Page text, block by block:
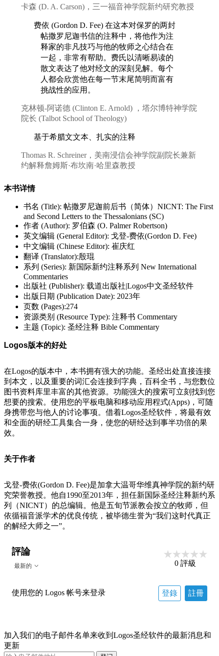
卡森 (D. A. Carson)，三一福音神学院新约研究教授
费依 (Gordon D. Fee) 在这本对保罗的两封
帖撒罗尼迦书信的注释中，将他作为注
释家的非凡技巧与他的牧师之心结合在
一起，非常有帮助。费氏以清晰易读的
散文表达了他对经文的深刻见解。每个
人都会欣赏他在每一节末尾简明而富有
挑战性的应用。
克林顿-阿诺德 (Clinton E. Arnold) ，塔尔博特神学院
院长 (Talbot School of Theology)
基于希腊文文本、扎实的注释
Thomas R. Schreiner，美南浸信会神学院副院长兼新
约解释詹姆斯·布坎南·哈里森教授
本书详情
书名 (Title): 帖撒罗尼迦前后书（简体）NICNT: The First
and Second Letters to the Thessalonians (SC)
作者 (Author): 罗伯森 (O. Palmer Robertson)
英文编辑 (General Editor): 戈登-费依(Gordon D. Fee)
中文编辑 (Chinese Editor): 崔庆红
翻译 (Translator):殷琨
系列 (Series): 新国际新约注释系列 New International
Commentaries
出版社 (Publisher): 载道出版社|Logos中文圣经软件
出版日期 (Publication Date): 2023年
页数 (Pages):274
资源类别 (Resource Type): 注释书 Commentary
主题 (Topic): 圣经注释 Bible Commentary
Logos版本的好处
在Logos的版本中，本书拥有强大的功能。圣经出处直接连接
到本文，以及重要的词汇会连接到字典，百科全书，与您数位
图书资料库里丰富的其他资源。功能强大的搜索可立刻找到您
想要的搜索。使用您的平板电脑和移动应用程式(Apps)，可随
身携带您与他人的讨论事项。借着Logos圣经软件，将最有效
和全面的研经工具集合一身，使您的研经达到事半功倍的果
效。
关于作者
戈登-费依(Gordon D. Fee)是加拿大温哥华维真神学院的新约研
究荣誉教授。他自1990至2013年，担任新国际圣经注释新约系
列（NICNT）的总编辑。他是五旬节派教会按立的牧师，但
依循福音派学术的优良传统，被毕德生誉为“我们这时代真正
的解经大师之一”。
評論
最新的 0 評級
使用您的 Logos 帐号来登录 登錄 註冊
加入我们的电子邮件名单来收到Logos圣经软件的最新消息和
更新